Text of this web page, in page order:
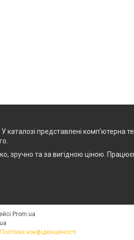
представлені комп’ютерна
зручно та за вигідною ціною.
Prom.ua
Політика конфіденційності